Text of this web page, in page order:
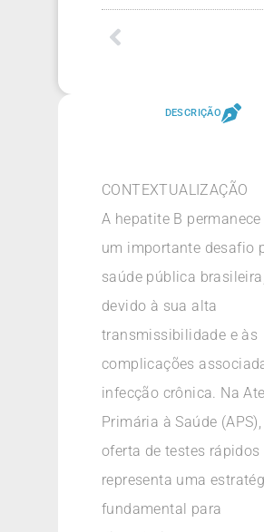
DESCRIÇÃO
CONTEXTUALIZAÇÃO
A hepatite B
um importante desafio
saúde pública brasileira,
devido à sua alta
transmissibilidade e às
complicações
infecção crônica. Na
Primária à Saúde (APS),
oferta de testes rápidos
representa uma
fundamental para